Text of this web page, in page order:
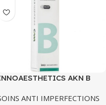
AKN B
ANTI IMPERFECTIONS